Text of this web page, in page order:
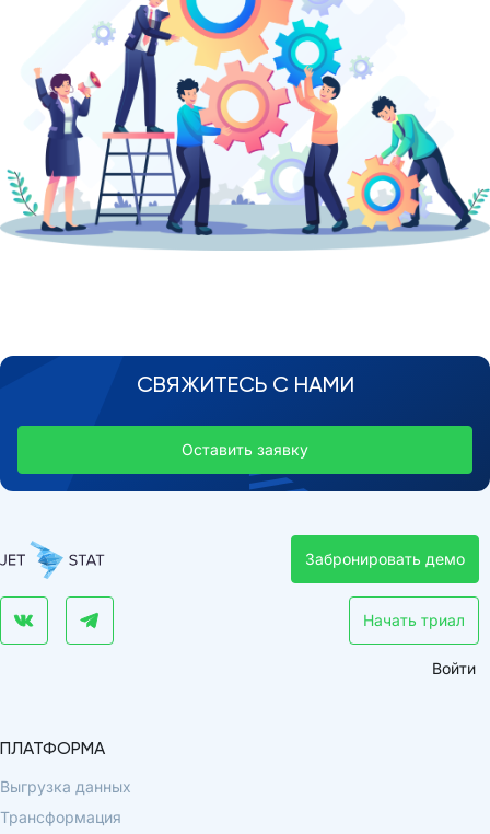
СВЯЖИТЕСЬ С НАМИ
Оставить заявку
Забронировать демо
Начать триал
Войти
ПЛАТФОРМА
Выгрузка данных
Трансформация